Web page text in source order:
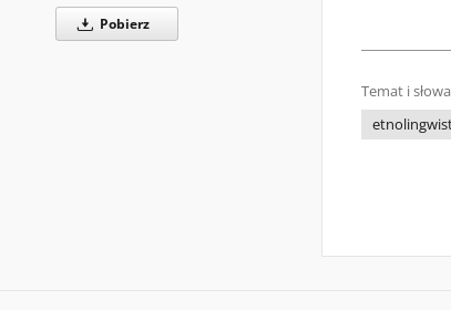
Pobierz
Temat i